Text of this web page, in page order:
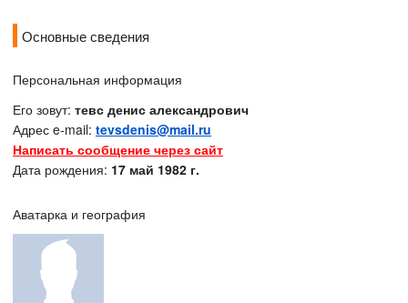
Основные сведения
Персональная информация
Его зовут: тевс денис александрович
Адрес e-mail: tevsdenis@mail.ru
Написать сообщение через сайт
Дата рождения: 17 май 1982 г.
Аватарка и география